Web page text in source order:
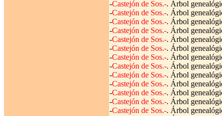
-Castejón de Sos.-. Árbol
-Castejón de Sos.-. Árbol
-Castejón de Sos.-. Árbol
-Castejón de Sos.-. Árbol
-Castejón de Sos.-. Árbol
-Castejón de Sos.-. Árbol
-Castejón de Sos.-. Árbol
-Castejón de Sos.-. Árbol
-Castejón de Sos.-. Árbol
-Castejón de Sos.-. Árbol
-Castejón de Sos.-. Árbol
-Castejón de Sos.-. Árbol
-Castejón de Sos.-. Árbol